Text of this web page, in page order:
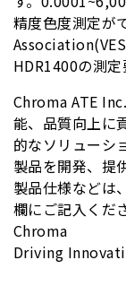
精度色度測定が
HDR1400の測定
Chroma ATE
能、品質向上に
的なソリューシ
製品を開発、提
製品仕様などは
欄にご記入くだ
Chroma
Driving